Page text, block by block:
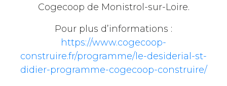
Cogecoop de Monistrol-sur-Loire.
Pour plus d’informations :
https://www.cogecoop-
construire.fr/programme/le-desiderial-st-
didier-programme-cogecoop-construire/